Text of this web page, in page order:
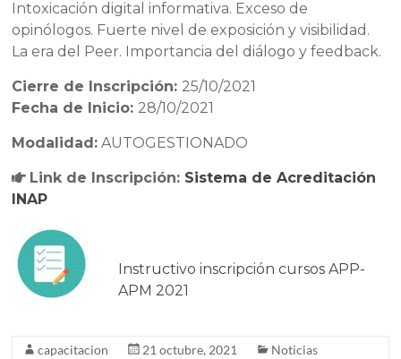
Intoxicación digital informativa. Exceso de
opinólogos. Fuerte nivel de exposición y visibilidad.
La era del Peer. Importancia del diálogo y feedback.
Cierre de Inscripción: 25/10/2021
Fecha de Inicio: 28/10/2021
Modalidad: AUTOGESTIONADO
Link de Inscripción: Sistema de Acreditación
INAP
Instructivo inscripción cursos APP-
APM 2021
capacitacion 21 octubre, 2021 Noticias